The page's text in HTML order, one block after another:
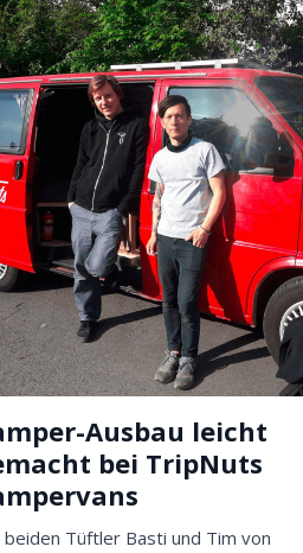
Ausbau leicht
bei TripNuts
beiden Tüftler Basti und Tim von